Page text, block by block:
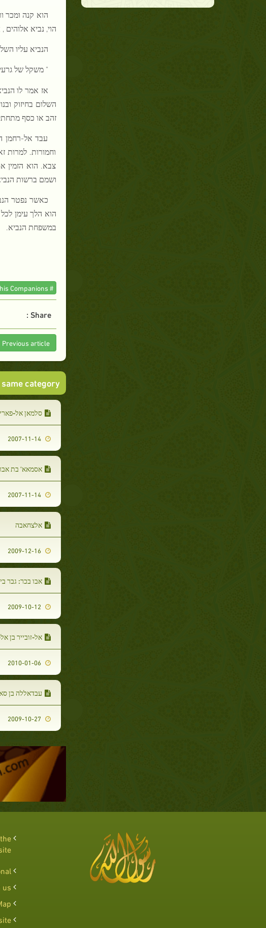
הוא קנה ומכר
הוי, נביא אלוהים
הנביא עליו
" משקל של
אז אמר לו
השלום בחיזוק
זהב או כסף
עבד אל-רחמן
וחמורות. למרות
צבא. הוא הזמין
ושמם ברשות
כאשר נפטר
הוא הלך עימן
במשפחת הנביא.
# The Prophet and his Companions
Share :
Previous article
category
סלמאן אל-
2007-11-14
אסמאא' בת
2007-11-14
אלצחאבה
2009-12-16
אבו בכר: גבר
אל-זובייר בן
2010-01-06
עבדאללה בן
us